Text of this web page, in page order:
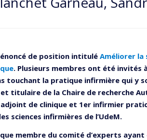
énoncé de position intituléAméliorer la
. Plusieurs membres ont été invités
touchant la pratique infirmière qui y
titulaire de la Chaire de recherche
de clinique et 1er infirmier
sciences infirmières de l’UdeM.
membre du comité d’experts ayant